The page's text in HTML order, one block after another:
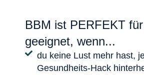
BBM ist PERFEKT
geeignet, wenn...
du keine Lust mehr hast,
Gesundheits-Hack